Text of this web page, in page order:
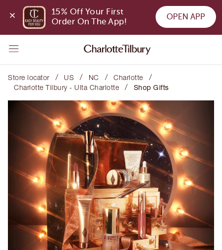
15% Off Your First
Order On The App!
OPEN APP
Store locator / US / NC / Charlotte /
Charlotte Tilbury - Ulta Charlotte / Shop Gifts